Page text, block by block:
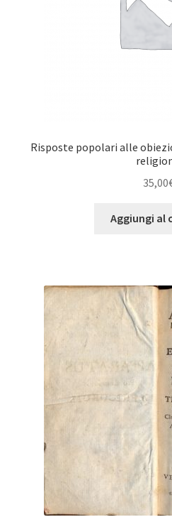
Risposte popolari alle
35,00
Aggiungi al